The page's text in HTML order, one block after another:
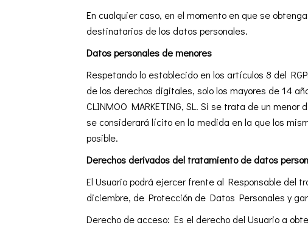
En cualquier caso, en el momento en que se
destinatarios de los datos personales.
Datos personales de menores
Respetando lo establecido en los artículos 8 del
de los derechos digitales, solo los mayores de 14
CLINMOO MARKETING, SL. Si se trata de un
se considerará lícito en la medida en la que los
posible.
Derechos derivados del tratamiento de datos
El Usuario podrá ejercer frente al Responsable del
diciembre, de Protección de Datos Personales y
Derecho de acceso: Es el derecho del Usuario a